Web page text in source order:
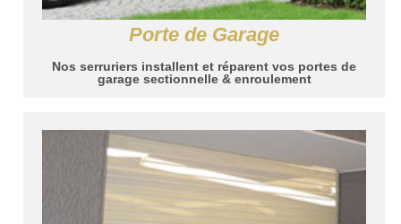
Porte de Garage
Nos serruriers installent et réparent vos portes de
garage sectionnelle & enroulement